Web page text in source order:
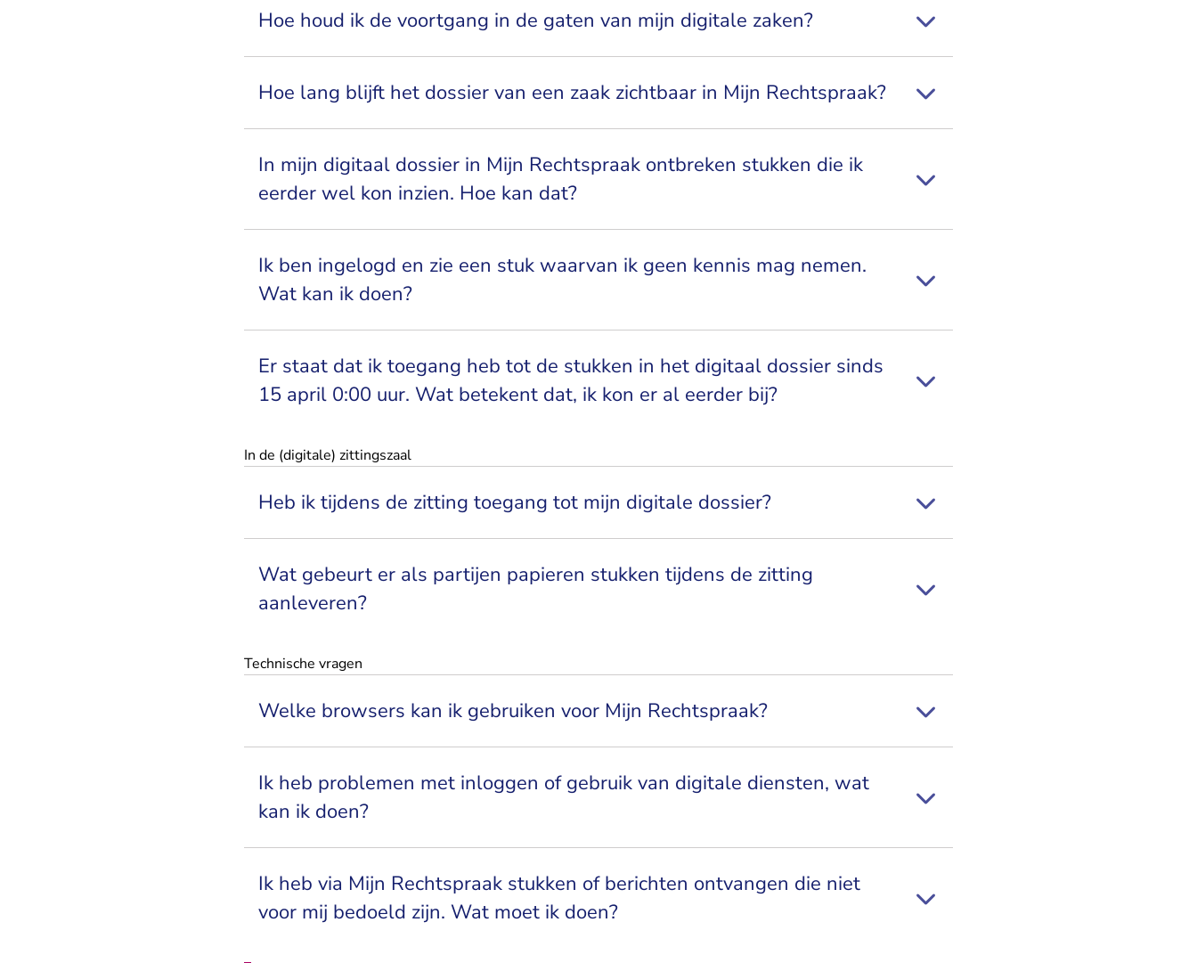
Hoe houd ik de voortgang in de gaten van mijn digitale zaken?
Hoe lang blijft het dossier van een zaak zichtbaar in Mijn Rechtspraak?
In mijn digitaal dossier in Mijn Rechtspraak ontbreken stukken die ik
eerder wel kon inzien. Hoe kan dat?
Ik ben ingelogd en zie een stuk waarvan ik geen kennis mag nemen.
Wat kan ik doen?
Er staat dat ik toegang heb tot de stukken in het digitaal dossier sinds
15 april 0:00 uur. Wat betekent dat, ik kon er al eerder bij?
In de (digitale) zittingszaal
Heb ik tijdens de zitting toegang tot mijn digitale dossier?
Wat gebeurt er als partijen papieren stukken tijdens de zitting
aanleveren?
Technische vragen
Welke browsers kan ik gebruiken voor Mijn Rechtspraak?
Ik heb problemen met inloggen of gebruik van digitale diensten, wat
kan ik doen?
Ik heb via Mijn Rechtspraak stukken of berichten ontvangen die niet
voor mij bedoeld zijn. Wat moet ik doen?